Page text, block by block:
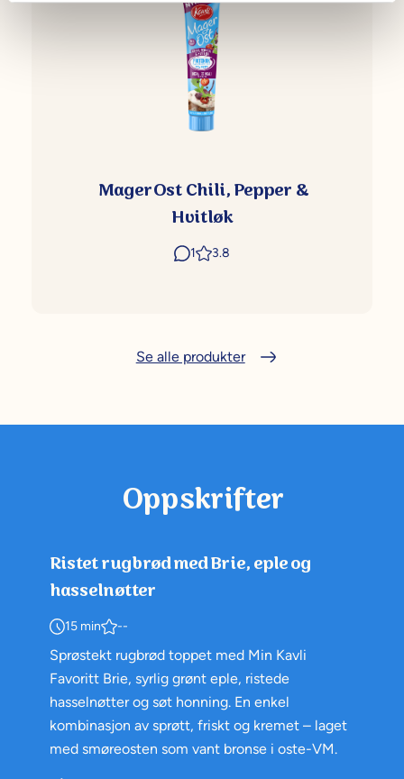
MagerOst Chili, Pepper &
Hvitløk
1 3.8
Se alle produkter
Oppskrifter
Ristet rugbrød med Brie, eple og
hasselnøtter
15 min --
Sprøstekt rugbrød toppet med Min Kavli
Favoritt Brie, syrlig grønt eple, ristede
hasselnøtter og søt honning. En enkel
kombinasjon av sprøtt, friskt og kremet – laget
med smøreosten som vant bronse i oste-VM.